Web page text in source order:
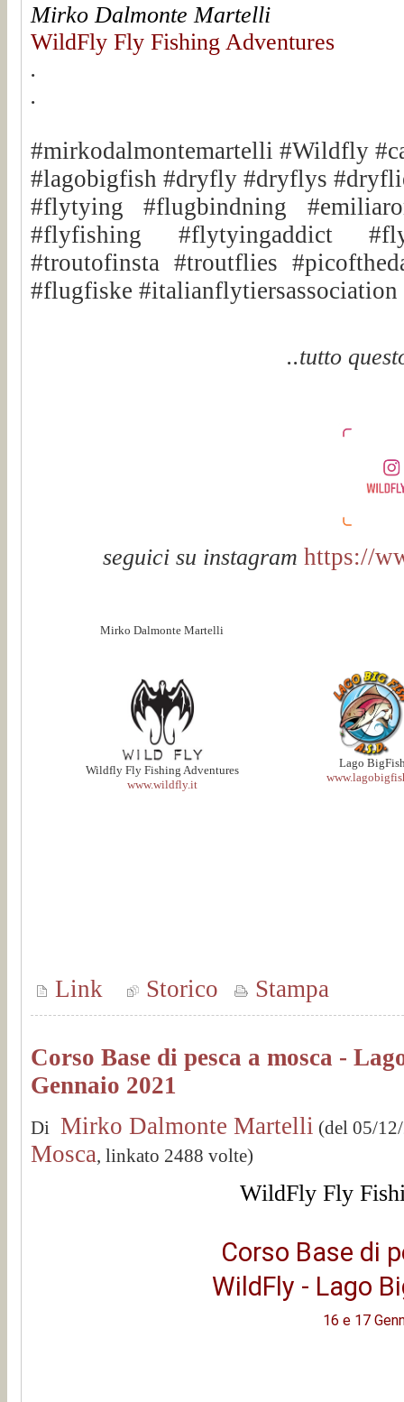
Mirko Dalmonte Martelli
WildFly Fly Fishing Adventures
.
.
#mirkodalmontemartelli #Wildfly
#lagobigfish #dryfly #dryflys
#flytying #flugbindning
#flyfishing #flytyingaddict
#troutofinsta #troutflies
#flugfiske #italianflytiersassociation
..tutto
seguici su instagram https://
Mirko Dalmonte Martelli
Wildfly Fly Fishing Adventures
www.wildfly.it
Lago
Link Storico Stampa
Corso Base di pesca a mosca -
Gennaio 2021
Di Mirko Dalmonte Martelli (del 05/
Mosca, linkato 2488 volte)
WildFly Fly
Corso Base di
WildFly - Lago
16 e 17